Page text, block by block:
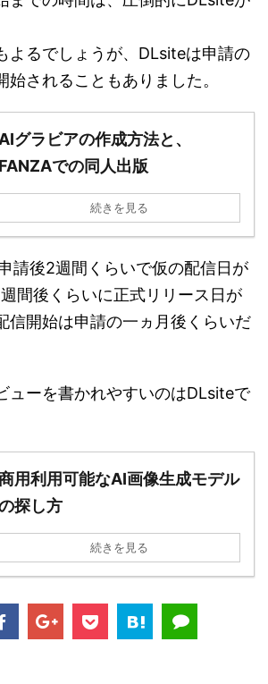
よるでしょうが、DLsiteは申請の
始されることもありました。
AIグラビアの作成方法と、
FANZAでの同人出版
続きを見る
請後2週間くらいで仮の配信日が
間後くらいに正式リリース日が
信開始は申請の一ヵ月後くらいだ
ューを書かれやすいのはDLsiteで
用利用可能なAI画像生成モデル
探し方
続きを見る